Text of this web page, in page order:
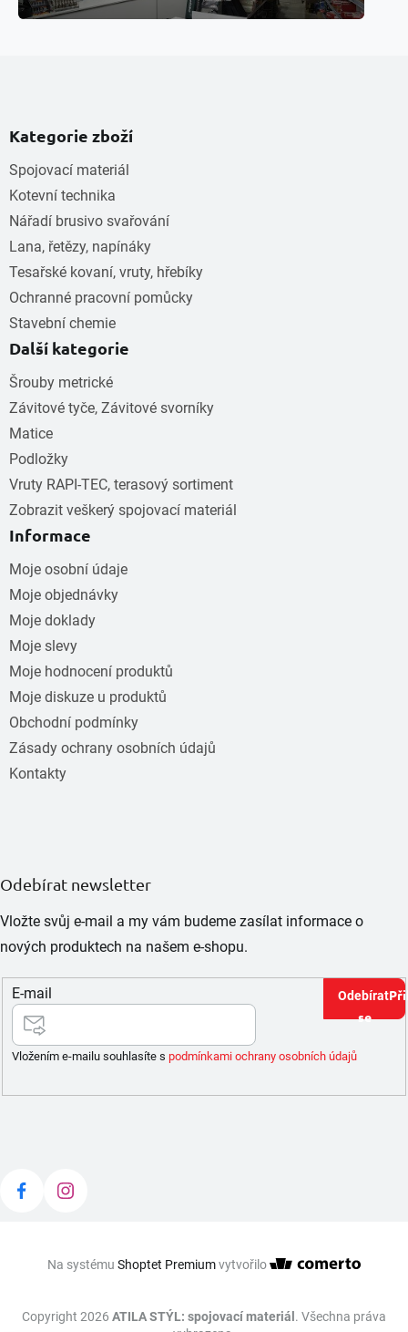
Kategorie zboží
Spojovací materiál
Kotevní technika
Nářadí brusivo svařování
Lana, řetězy, napínáky
Tesařské kovaní, vruty, hřebíky
Ochranné pracovní pomůcky
Stavební chemie
Další kategorie
Šrouby metrické
Závitové tyče, Závitové svorníky
Matice
Podložky
Vruty RAPI-TEC, terasový sortiment
Zobrazit veškerý spojovací materiál
Informace
Moje osobní údaje
Moje objednávky
Moje doklady
Moje slevy
Moje hodnocení produktů
Moje diskuze u produktů
Obchodní podmínky
Zásady ochrany osobních údajů
Kontakty
Odebírat newsletter
Vložte svůj e-mail a my vám budeme zasílat informace o
nových produktech na našem e-shopu.
E-mail
Vložením e-mailu souhlasíte s podmínkami ochrany osobních údajů
se
Na systému Shoptet Premiumvytvořilo
Copyright 2026 ATILA STÝL: spojovací materiál. Všechna práva